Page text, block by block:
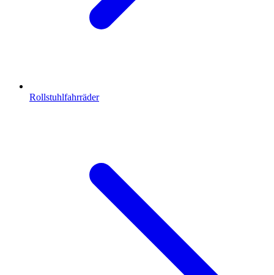
Rollstuhlfahrräder